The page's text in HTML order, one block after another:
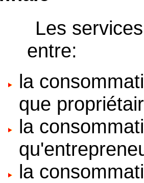
Les
entre:
la
que
la
la